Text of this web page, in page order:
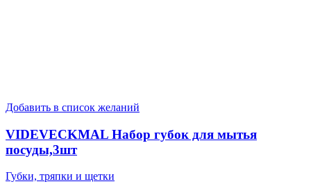
Добавить в список желаний
VIDEVECKMAL Набор губок для мытья
посуды,3шт
Губки, тряпки и щетки